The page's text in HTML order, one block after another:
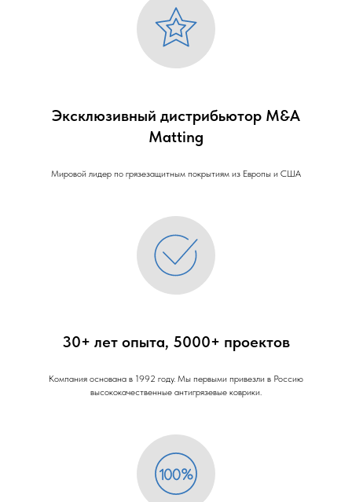
Эксклюзивный дистрибьютор M&A
Matting
Мировой лидер по грязезащитным покрытиям из Европы и США
30+ лет опыта, 5000+ проектов
Компания основана в 1992 году. Мы первыми привезли в Россию
высококачественные антигрязевые коврики.